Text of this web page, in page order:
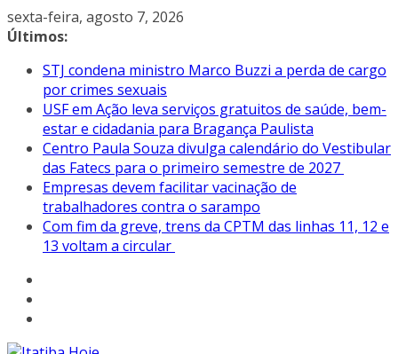
Pular
para
conteúdo
sexta-feira, agosto 7, 2026
Últimos:
STJ condena ministro Marco Buzzi a perda de cargo
por crimes sexuais
USF em Ação leva serviços gratuitos de saúde, bem-
estar e cidadania para Bragança Paulista
Centro Paula Souza divulga calendário do Vestibular
das Fatecs para o primeiro semestre de 2027
Empresas devem facilitar vacinação de
trabalhadores contra o sarampo
Com fim da greve, trens da CPTM das linhas 11, 12 e
13 voltam a circular